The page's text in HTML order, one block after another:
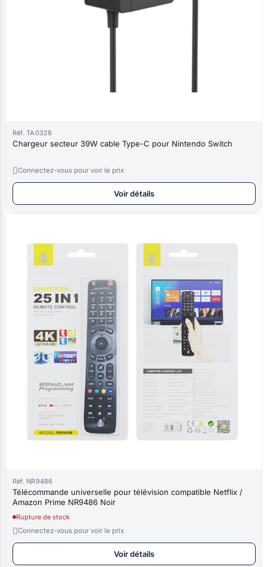
Réf. TA0328
Chargeur secteur 39W cable Type-C pour Nintendo Switch
Connectez-vous pour voir le prix
Voir détails
Réf. NR9486
Télécommande universelle pour télévision compatible Netflix /
Amazon Prime NR9486 Noir
Rupture de stock
Connectez-vous pour voir le prix
Voir détails